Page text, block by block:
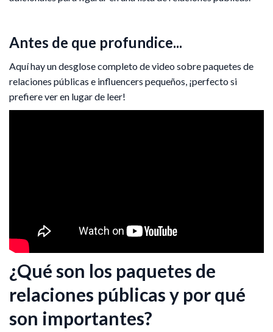
Antes de que profundice...
Aquí hay un desglose completo de video sobre paquetes de
relaciones públicas e influencers pequeños, ¡perfecto si
prefiere ver en lugar de leer!
¿Qué son los paquetes de
relaciones públicas y por qué
son importantes?